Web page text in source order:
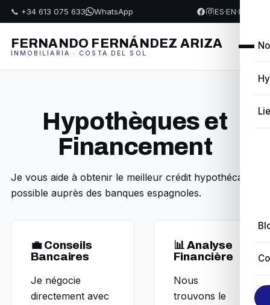
📞 +34 613 075 633 WhatsApp ES·EN·FR
FERNANDO FERNÁNDEZ ARIZA
INMOBILIARIA · COSTA DEL SOL
Hypothèques et
Financement
Je vous aide à obtenir le meilleur crédit hypothécaire
possible auprès des banques espagnoles.
💼 Conseils
Bancaires
Je négocie
directement avec
📊 Analyse
Financière
Nous
trouvons le